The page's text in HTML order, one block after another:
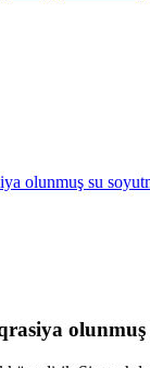
olunmuş su